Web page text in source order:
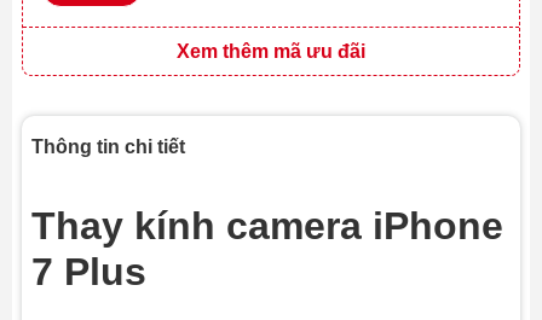
Xem thêm mã ưu đãi
Thông tin chi tiết
Thay kính camera iPhone
7 Plus